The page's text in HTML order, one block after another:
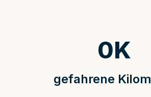
gefahrene
0K